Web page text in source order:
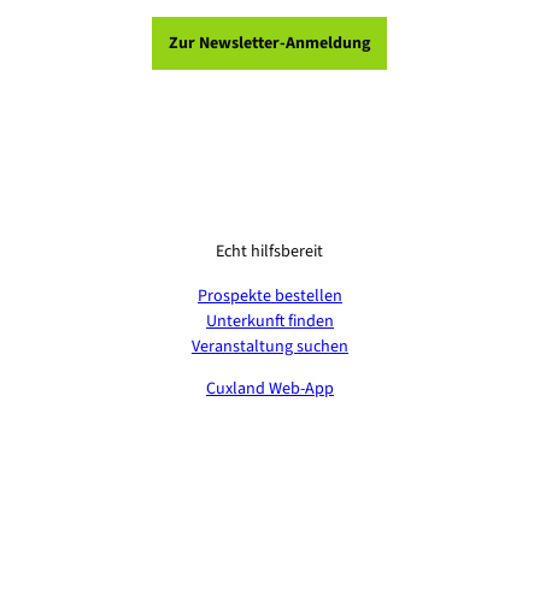
Zur Newsletter-Anmeldung
Echt hilfsbereit
Prospekte bestellen
Unterkunft finden
Veranstaltung suchen
Cuxland Web-App